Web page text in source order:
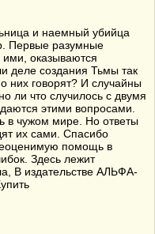
и наемный убийца
Первые разумные
оказываются
деле создания Тьмы так
них говорят? И случайны
ли что случилось с двумя
этими вопросами.
в чужом мире. Но ответы
их сами. Спаcибо
помощь в
Здесь лежит
В издательстве АЛЬФА-